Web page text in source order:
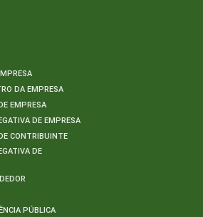
DA EMPRESA
EMPRESA
DE EMPRESA
CONTRIBUINTE
DE
PÚBLICA